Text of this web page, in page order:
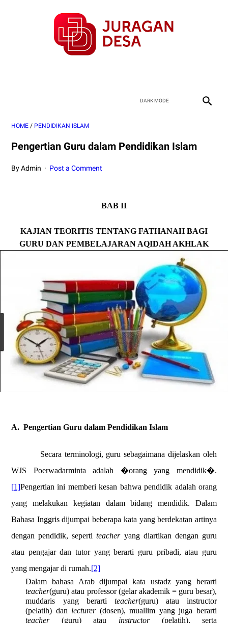
HOME / PENDIDIKAN ISLAM
Pengertian Guru dalam Pendidikan Islam
By Admin Post a Comment
BAB II
KAJIAN TEORITIS TENTANG FATHANAH BAGI
GURU DAN PEMBELAJARAN AQIDAH AKHLAK
A. Pengertian Guru dalam Pendidikan Islam
Secara terminologi, guru sebagaimana dijelaskan oleh
WJS Poerwadarminta adalah �orang yang mendidik�.
[1]Pengertian ini memberi kesan bahwa pendidik adalah orang
yang melakukan kegiatan dalam bidang mendidik. Dalam
Bahasa Inggris dijumpai beberapa kata yang berdekatan artinya
dengan pendidik, sepertiteacheryang diartikan dengan guru
atau pengajar dan tutor yang berarti guru pribadi, atau guru
yang mengajar di rumah.[2]
Dalam bahasa Arab dijumpai kata ustadz yang berarti
teacher(guru) atau professor (gelar akademik = guru besar),
muddaris yang berarti teacher(guru) atau instructor
(pelatih) dan lecturer(dosen), muallim yang juga berarti
teacher(guru) atau instructor (pelatih), serta